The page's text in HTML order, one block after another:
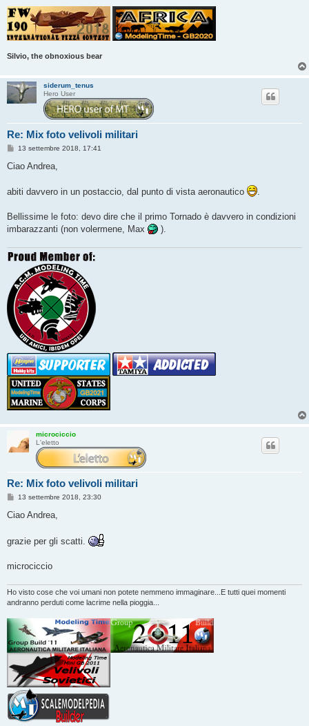
Silvio, the obnoxious bear
siderum_tenus
Hero User
Re: Mix foto velivoli militari
M
s
g
g
o
13 settembre 2018, 17:41
Ciao Andrea,
abiti davvero in un postaccio, dal punto di vista aeronautico
Bellissime le foto: devo dire che il primo Tornado è davvero in condizioni
imbarazzanti (non volermene, Max
).
microciccio
L'eletto
Re: Mix foto velivoli militari
M
s
g
o
13 settembre 2018, 23:30
Ciao Andrea,
grazie per gli scatti.
microciccio
Ho visto cose che voi umani non potete nemmeno immaginare...E tutti quei momenti
andranno perduti come lacrime nella pioggia...